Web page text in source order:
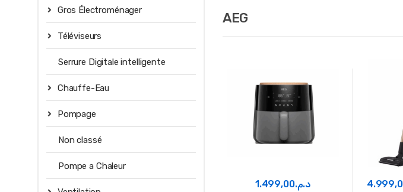
AEG
د.م.1.499,00
Gros Électroménager
Téléviseurs
Serrure Digitale intelligente
Chauffe-Eau
Pompage
Non classé
Pompe a Chaleur